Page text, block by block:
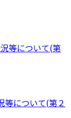
等について(第
等について(第２